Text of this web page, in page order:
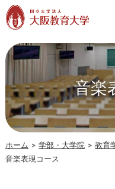
本文へ
音楽
ホーム > 学部・大学院 > 教育
音楽表現コース